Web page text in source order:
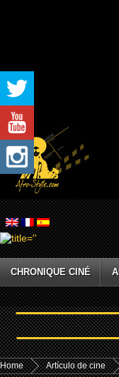
CHRONIQUE CINÉ
Home Artículo de cine